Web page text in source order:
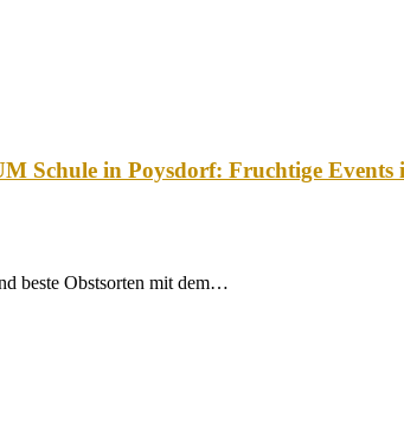
Schule in Poysdorf: Fruchtige
beste Obstsorten mit dem…